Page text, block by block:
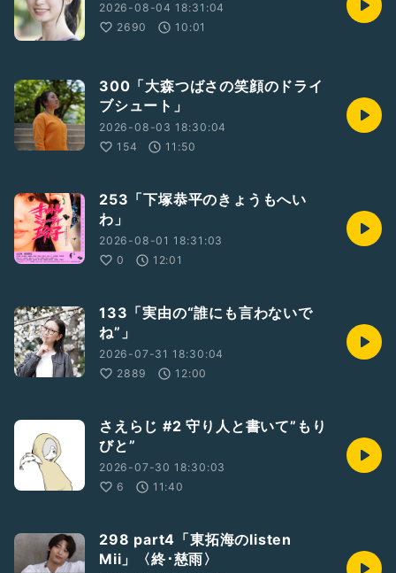
2026-08-04 18:31:04
2690
10:01
300「大森つばさの笑顔のドライ
ブシュート」
2026-08-03 18:30:04
154
11:50
253「下塚恭平のきょうもへい
わ」
2026-08-01 18:31:03
0
12:01
133「実由の“誰にも言わないで
ね”」
2026-07-31 18:30:04
2889
12:00
さえらじ #2 守り人と書いて”もり
びと”
2026-07-30 18:30:03
6
11:40
298 part4「東拓海のlisten
Mii」〈終･慈雨〉